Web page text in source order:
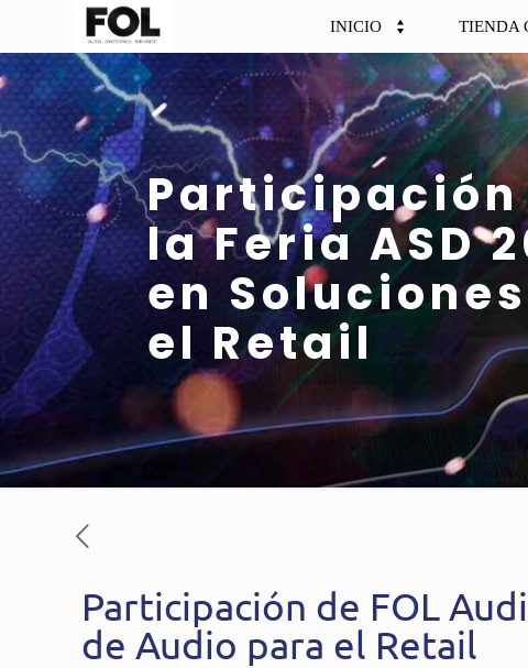
INICIO TIENDA
Participación
la Feria ASD
en
el Retail​
Participación de FOL
de Audio para el Retail​